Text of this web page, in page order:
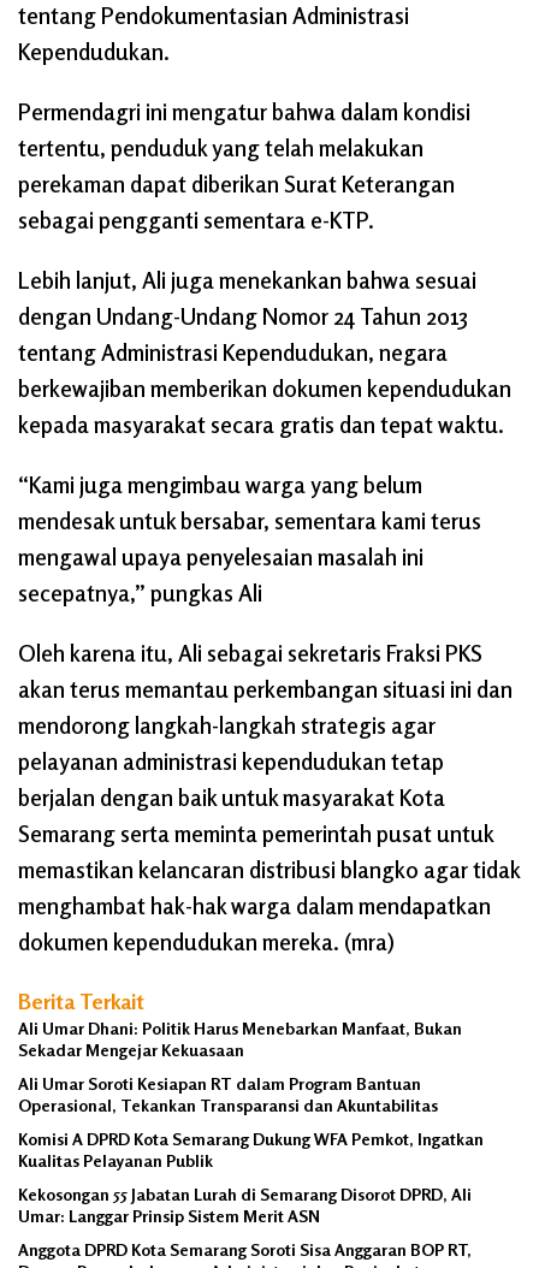
tentang Pendokumentasian Administrasi
Kependudukan.
Permendagri ini mengatur bahwa dalam kondisi
tertentu, penduduk yang telah melakukan
perekaman dapat diberikan Surat Keterangan
sebagai pengganti sementara e-KTP.
Lebih lanjut, Ali juga menekankan bahwa sesuai
dengan Undang-Undang Nomor 24 Tahun 2013
tentang Administrasi Kependudukan, negara
berkewajiban memberikan dokumen kependudukan
kepada masyarakat secara gratis dan tepat waktu.
“Kami juga mengimbau warga yang belum
mendesak untuk bersabar, sementara kami terus
mengawal upaya penyelesaian masalah ini
secepatnya,” pungkas Ali
Oleh karena itu, Ali sebagai sekretaris Fraksi PKS
akan terus memantau perkembangan situasi ini dan
mendorong langkah-langkah strategis agar
pelayanan administrasi kependudukan tetap
berjalan dengan baik untuk masyarakat Kota
Semarang serta meminta pemerintah pusat untuk
memastikan kelancaran distribusi blangko agar tidak
menghambat hak-hak warga dalam mendapatkan
dokumen kependudukan mereka. (mra)
Berita Terkait
Ali Umar Dhani: Politik Harus Menebarkan Manfaat, Bukan
Sekadar Mengejar Kekuasaan
Ali Umar Soroti Kesiapan RT dalam Program Bantuan
Operasional, Tekankan Transparansi dan Akuntabilitas
Komisi A DPRD Kota Semarang Dukung WFA Pemkot, Ingatkan
Kualitas Pelayanan Publik
Kekosongan 55 Jabatan Lurah di Semarang Disorot DPRD, Ali
Umar: Langgar Prinsip Sistem Merit ASN
Anggota DPRD Kota Semarang Soroti Sisa Anggaran BOP RT,